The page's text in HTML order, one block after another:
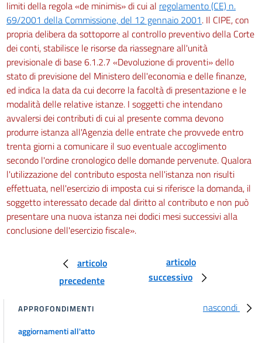
limiti della regola «de minimis» di cui al regolamento (CE) n.
69/2001 della Commissione, del 12 gennaio 2001. Il CIPE, con
propria delibera da sottoporre al controllo preventivo della Corte
dei conti, stabilisce le risorse da riassegnare all'unità
previsionale di base 6.1.2.7 «Devoluzione di proventi» dello
stato di previsione del Ministero dell'economia e delle finanze,
ed indica la data da cui decorre la facoltà di presentazione e le
modalità delle relative istanze. I soggetti che intendano
avvalersi dei contributi di cui al presente comma devono
produrre istanza all'Agenzia delle entrate che provvede entro
trenta giorni a comunicare il suo eventuale accoglimento
secondo l'ordine cronologico delle domande pervenute. Qualora
l'utilizzazione del contributo esposta nell'istanza non risulti
effettuata, nell'esercizio di imposta cui si riferisce la domanda, il
soggetto interessato decade dal diritto al contributo e non può
presentare una nuova istanza nei dodici mesi successivi alla
conclusione dell'esercizio fiscale».
articolo
precedente
articolo
successivo
nascondi
APPROFONDIMENTI
aggiornamenti all'atto